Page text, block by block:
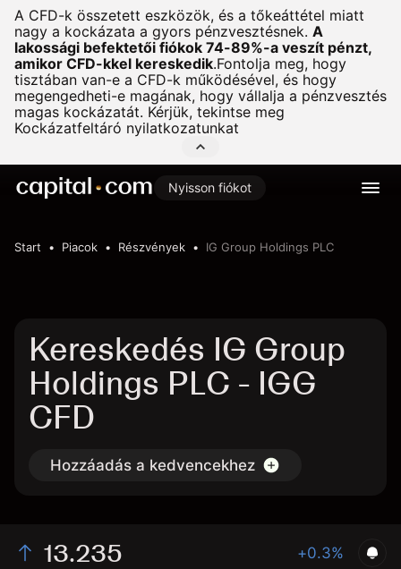
A CFD-k összetett eszközök, és a tőkeáttétel miatt
nagy a kockázata a gyors pénzvesztésnek. A
lakossági befektetői fiókok 74-89%-a veszít pénzt,
amikor CFD-kkel kereskedik.Fontolja meg, hogy
tisztában van-e a CFD-k működésével, és hogy
megengedheti-e magának, hogy vállalja a pénzvesztés
magas kockázatát. Kérjük, tekintse meg
Kockázatfeltáró nyilatkozatunkat
Nyisson fiókot
Start Piacok Részvények IG Group Holdings PLC
Kereskedés IG Group
Holdings PLC - IGG
CFD
Hozzáadás a kedvencekhez
13.235 +0.3%